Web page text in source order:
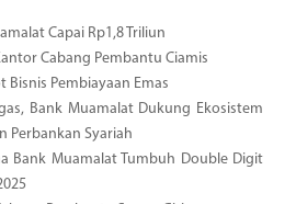
Capai Rp1,8 Triliun
Cabang Pembantu Ciamis
Bisnis Pembiayaan Emas
Bank Muamalat Dukung Ekosistem
Perbankan Syariah
Bank Muamalat Tumbuh Double Digit